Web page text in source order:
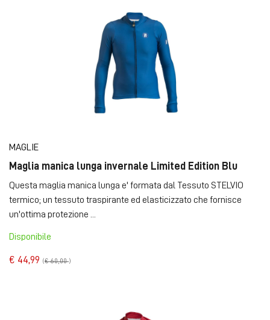
MAGLIE
Maglia manica lunga invernale Limited Edition Blu
Questa maglia manica lunga e' formata dal Tessuto STELVIO
termico; un tessuto traspirante ed elasticizzato che fornisce
un'ottima protezione ...
Disponibile
€ 44,99 (€ 60,00)